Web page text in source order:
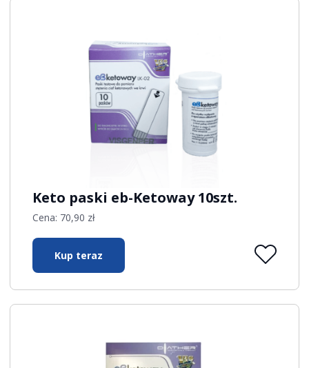
Keto paski eb-Ketoway 10szt.
Cena: 70,90 zł
Kup teraz